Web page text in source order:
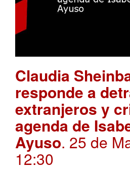
Claudia
responde a
extranjeros y
agenda de
Ayuso. 25 de
12:30